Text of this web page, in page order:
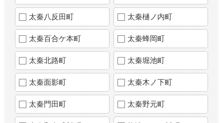
太秦八反田町 太秦樋ノ内町
太秦百合ケ本町 太秦蜂岡町
太秦北路町 太秦堀池町
太秦面影町 太秦木ノ下町
太秦門田町 太秦野元町